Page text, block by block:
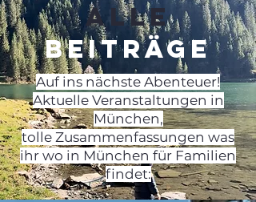
ALLE
BEITRÄGE
Auf ins nächste Abenteuer!
Aktuelle Veranstaltungen in
München,
tolle Zusammenfassungen was
ihr wo in München für Familien
findet: